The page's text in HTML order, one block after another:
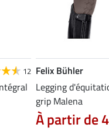
12 Felix Bühler
Legging
grip Malena
À partir de